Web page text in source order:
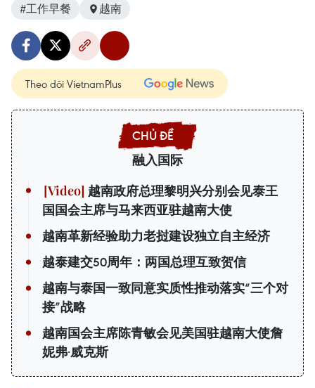
#工作早餐 越南
Theo dõi VietnamPlus
融入国际
越南政府总理黎明兴分别会见泰王
国国会主席与马来西亚驻越南大使
越南革新经验助力老挝建设独立自主经济
越泰建交50周年：两国总理互致贺信
越南与泰国一致同意实质性推动落实“三个对
接”战略
越南国会主席陈青敏会见美国驻越南大使詹
妮弗·威克斯